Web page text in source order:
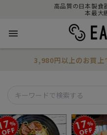
高品質の日本製食
本最大
menu
3,980円以上のお買上